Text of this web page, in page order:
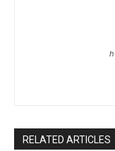
RELATED ARTICLES